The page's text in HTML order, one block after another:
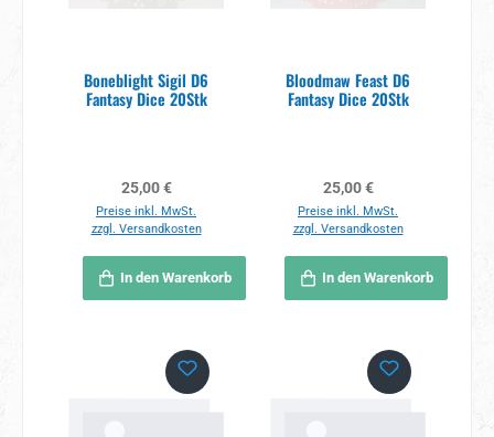
Boneblight Sigil D6
Fantasy Dice 20Stk
Regulärer Preis:
25,00 €
Preise inkl. MwSt.
zzgl. Versandkosten
In den Warenkorb
Bloodmaw Feast D6
Fantasy Dice 20Stk
Regulärer Preis:
25,00 €
Preise inkl. MwSt.
zzgl. Versandkosten
In den Warenkorb